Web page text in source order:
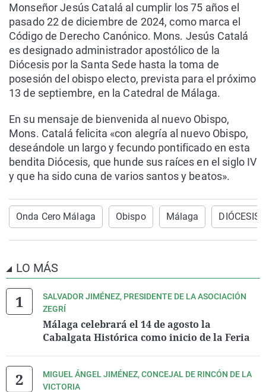
Monseñor Jesús Catalá al cumplir los 75 años el
pasado 22 de diciembre de 2024, como marca el
Código de Derecho Canónico. Mons. Jesús Catalá
es designado administrador apostólico de la
Diócesis por la Santa Sede hasta la toma de
posesión del obispo electo, prevista para el próximo
13 de septiembre, en la Catedral de Málaga.
En su mensaje de bienvenida al nuevo Obispo,
Mons. Catalá felicita «con alegría al nuevo Obispo,
deseándole un largo y fecundo pontificado en esta
bendita Diócesis, que hunde sus raíces en el siglo IV
y que ha sido cuna de varios santos y beatos».
Onda Cero Málaga Obispo Málaga DIÓCESIS
LO MÁS
SALVADOR JIMÉNEZ, PRESIDENTE DE LA ASOCIACIÓN
ZEGRÍ
Málaga celebrará el 14 de agosto la
Cabalgata Histórica como inicio de la Feria
MIGUEL ÁNGEL JIMÉNEZ, CONCEJAL DE RINCÓN DE LA
VICTORIA